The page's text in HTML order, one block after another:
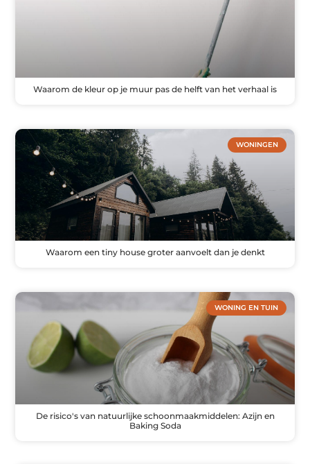
Waarom de kleur op je muur pas de helft van het verhaal is
WONINGEN
Waarom een tiny house groter aanvoelt dan je denkt
WONING EN TUIN
De risico's van natuurlijke schoonmaakmiddelen: Azijn en
Baking Soda